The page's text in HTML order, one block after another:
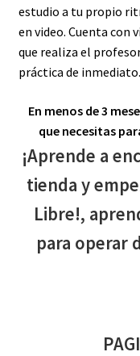
estudio a tu propio
en video. Cuenta con
que realiza el
práctica de inmediato.
En menos de 3
que necesitas
¡Aprende a
tienda y
Libre!,
para operar